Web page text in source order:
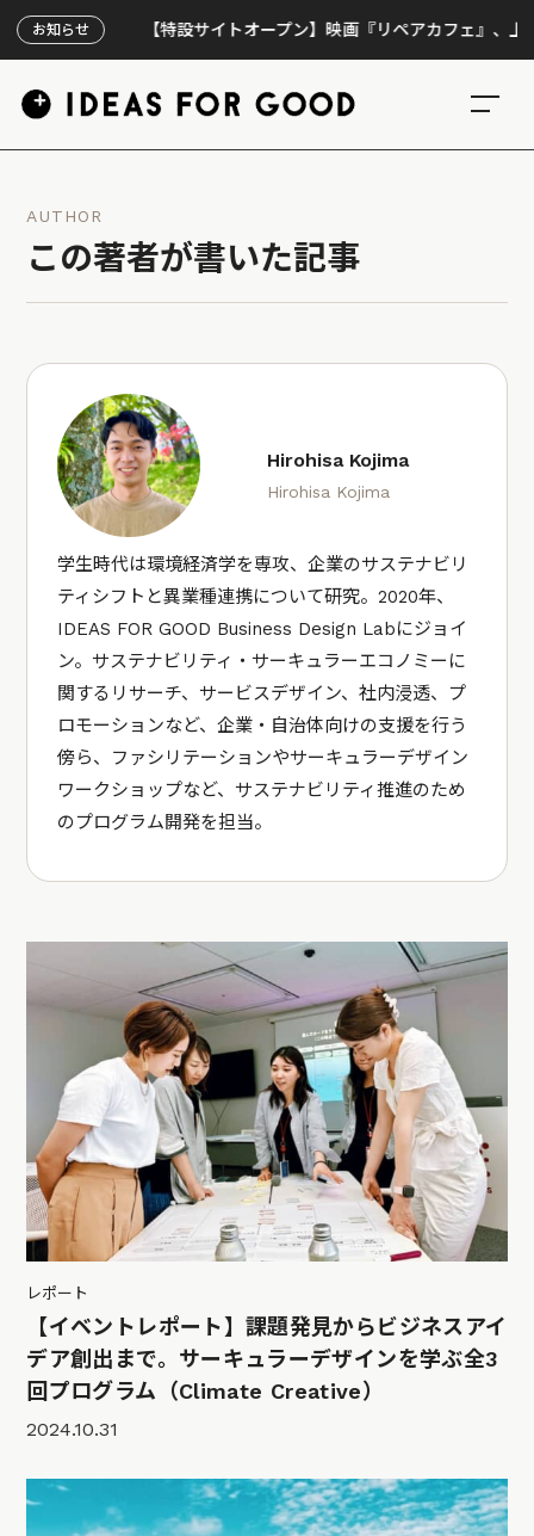
お知らせ【特設サイトオープン】映画『リペアカフェ』、上映300
AUTHOR
この著者が書いた記事
Hirohisa Kojima
Hirohisa Kojima
学生時代は環境経済学を専攻、企業のサステナビリ
ティシフトと異業種連携について研究。2020年、
IDEAS FOR GOOD Business Design Labにジョイ
ン。サステナビリティ・サーキュラーエコノミーに
関するリサーチ、サービスデザイン、社内浸透、プ
ロモーションなど、企業・自治体向けの支援を行う
傍ら、ファシリテーションやサーキュラーデザイン
ワークショップなど、サステナビリティ推進のため
のプログラム開発を担当。
レポート
【イベントレポート】課題発見からビジネスアイ
デア創出まで。サーキュラーデザインを学ぶ全3
回プログラム（Climate Creative）
2024.10.31